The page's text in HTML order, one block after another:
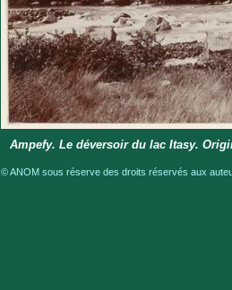
Ampefy. Le déversoir du lac Itasy.
© ANOM sous réserve des droits réservés aux